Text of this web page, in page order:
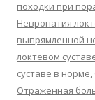
походки при
Невропатия
выпрямленной
локтевом
суставе в норме,
Отраженная